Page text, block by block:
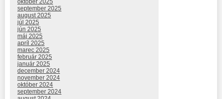
september 2025
august 2025
júl 2025
jún 2025
máj 2025
apríl 2025
marec 2025
február 2025
január 2025
december 2024
november 2024
október 2024
september 2024